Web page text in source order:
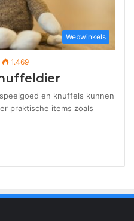
Webwinkels
1.469
en knuffels kunnen
praktische items zoals